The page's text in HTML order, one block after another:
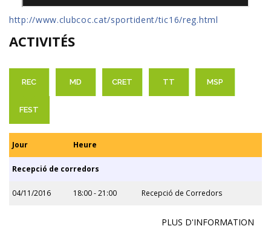
http://www.clubcoc.cat/sportident/tic16/reg.html
ACTIVITÉS
REC MD CRET TT MSP
FEST
Jour Heure
Recepció de corredors
04/11/2016 18:00 - 21:00 Recepció de Corredors
PLUS D'INFORMATION